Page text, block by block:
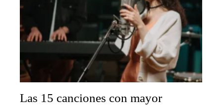
Las 15 canciones con mayor